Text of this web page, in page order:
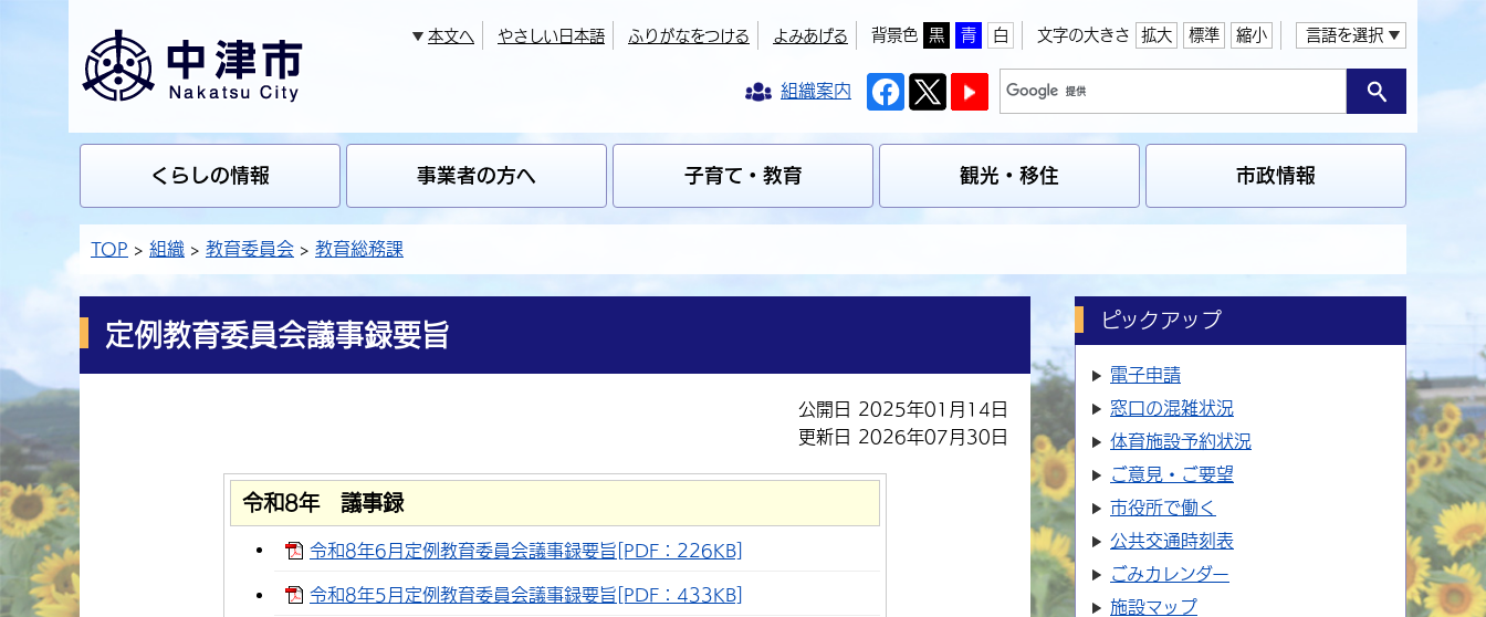
本文へ やさしい日本語 ふりがなをつける よみあげる 背景色 黒 青 白 文字の大きさ 拡大 標準 縮小 言語を選択
組織案内
くらしの情報 事業者の方へ 子育て・教育 観光・移住 市政情報
TOP 組織 教育委員会 教育総務課
定例教育委員会議事録要旨
公開日 2025年01月14日
更新日 2026年07月30日
令和8年 議事録
令和8年6月定例教育委員会議事録要旨[PDF：226KB]
令和8年5月定例教育委員会議事録要旨[PDF：433KB]
ピックアップ
電子申請
窓口の混雑状況
体育施設予約状況
ご意見・ご要望
市役所で働く
公共交通時刻表
ごみカレンダー
施設マップ